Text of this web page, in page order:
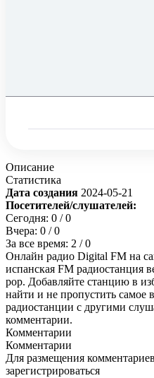
Описание
Статистика
Дата создания 2024-05-21
Посетителей/слушателей:
Сегодня: 0 / 0
Вчера: 0 / 0
За все время: 2 / 0
Онлайн радио Digital FM на
испанская FM радиостанция
pop. Добавляйте станцию в
найти и не пропустить самое
радиостанции с другими
комментарии.
Комментарии
Комментарии
Для размещения
зарегистрироваться